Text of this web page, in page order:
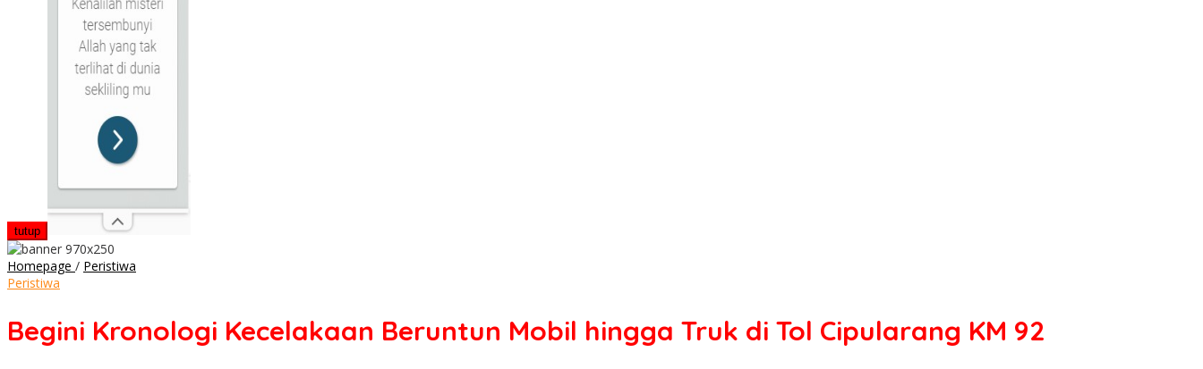
tutup
Homepage / Peristiwa
Mobil
Peristiwa
Begini Kronologi Kecelakaan Beruntun Mobil hingga Truk di Tol Cipularang KM 92